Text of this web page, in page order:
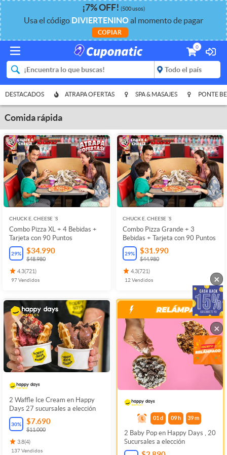
¡7%OFF! (500 usos)
Usa el código DIVIERTENINOal momento de pagar
COPIAR
0
DESTACADOS ATRAPA OFERTAS SPA & MASAJES PONTE
Comida rápida
CHUCK E. CHEESE ´S
Combo Pizza XL + 4 Bebidas +
Tarjeta con 90 Puntos
29% $34.990
$48.980
4.3(721)
97Vendidos
CHUCK E. CHEESE ´S
Combo Pizza Grande + 3
Bebidas + Tarjeta con 90 Puntos
29% $31.990
$44.980
4.3(721)
12 Vendidos
2 Waffle Ice Cream en Happy
Days 27 sucursales a elección
30% $7.690
$11.000
3.8(4)
137Vendidos
01 d 09 h 39m
2 Baby Pop en Happy Days , 20
Sucursales a elección
×
×